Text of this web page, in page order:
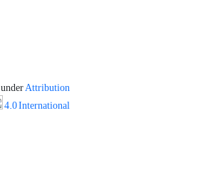
Attribution
4.0 International